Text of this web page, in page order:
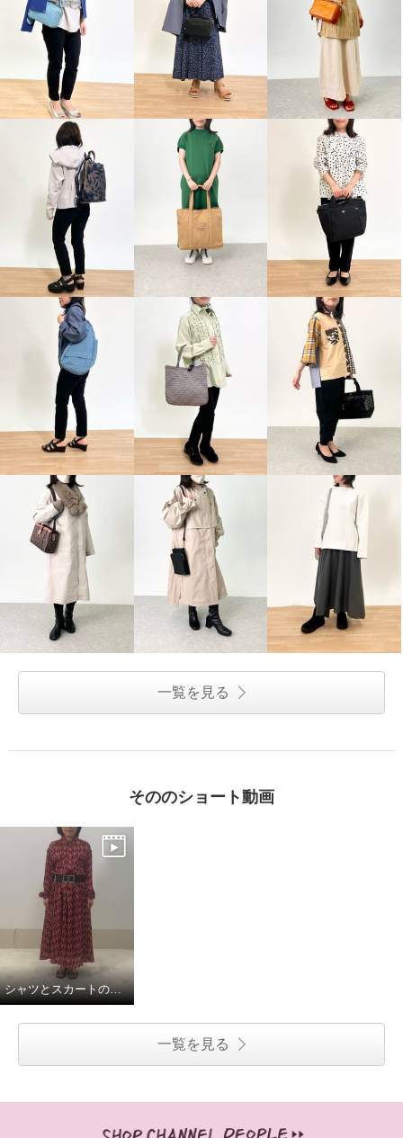
一覧を見る
そののショート動画
シャツとスカートの組み合わせでワンピースに。
一覧を見る